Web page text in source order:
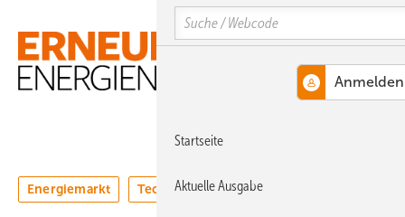
Hauptinhalt
Hauptmenü
SiteSearch
MENÜ
Energiemarkt Technologie Webinare
Search
Startseite
Aktuelle Ausgabe